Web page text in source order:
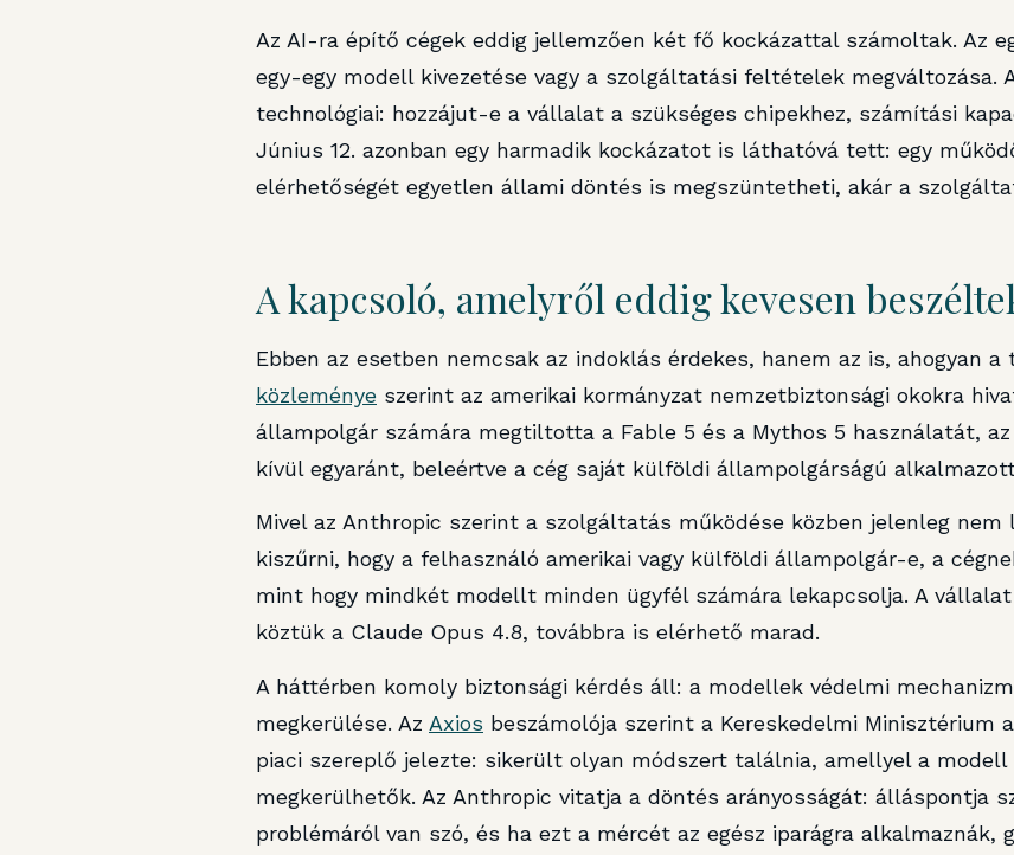
Az AI-ra építő cégek eddig jellemzően két fő kockázattal számoltak. Az
egy-egy modell kivezetése vagy a szolgáltatási feltételek megváltozása.
technológiai: hozzájut-e a vállalat a szükséges chipekhez, számítási
Június 12. azonban egy harmadik kockázatot is láthatóvá tett: egy
elérhetőségét egyetlen állami döntés is megszüntetheti, akár a
A kapcsoló, amelyről eddig kevesen
Ebben az esetben nemcsak az indoklás érdekes, hanem az is, ahogyan
közleménye szerint az amerikai kormányzat nemzetbiztonsági okokra
állampolgár számára megtiltotta a Fable 5 és a Mythos 5 használatát,
kívül egyaránt, beleértve a cég saját külföldi állampolgárságú
Mivel az Anthropic szerint a szolgáltatás működése közben jelenleg
kiszűrni, hogy a felhasználó amerikai vagy külföldi állampolgár-e, a
mint hogy mindkét modellt minden ügyfél számára lekapcsolja. A
köztük a Claude Opus 4.8, továbbra is elérhető marad.
A háttérben komoly biztonsági kérdés áll: a modellek védelmi
megkerülése. Az Axios beszámolója szerint a Kereskedelmi Minisztérium
piaci szereplő jelezte: sikerült olyan módszert találnia, amellyel a
megkerülhetők. Az Anthropic vitatja a döntés arányosságát: álláspontja
problémáról van szó, és ha ezt a mércét az egész iparágra alkalmaznák,